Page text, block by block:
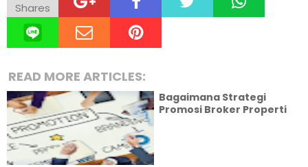
Shares
READ MORE ARTICLES:
Bagaimana Strategi
Promosi Broker Properti